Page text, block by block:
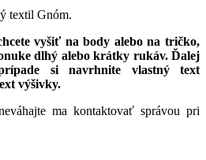
textil Gnóm.
vyšiť na body alebo na tričko,
dlhý alebo krátky rukáv. Ďalej
si navrhnite vlastný text
výšivky.
ma kontaktovať správou pri